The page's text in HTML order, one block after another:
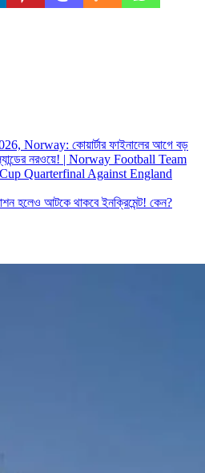
Norway: কোয়ার্টার ফাইনালের আগে বড়
নরওয়ে! | Norway Football Team
Quarterfinal Against England
হলেও আটকে থাকবে ইনক্রিমেন্ট! কেন?